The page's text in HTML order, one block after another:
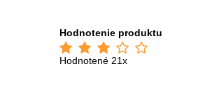
Hodnotenie produktu
Hodnotené 21x